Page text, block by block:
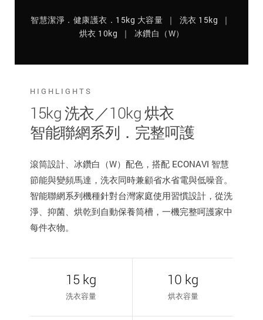
智慧潔淨．健康護衣．15kg 大容量 ｜ 洗衣 15kg ｜
烘衣 10kg ｜ 冰鑽白（W）
HIGHLIGHTS
15kg 洗衣／10kg 烘衣
智能聯網系列．完整呵護
滾筒設計、冰鑽白（W）配色，搭配 ECONAVI 智慧
節能與變頻馬達，洗衣同時兼顧省水省電與低噪音。
智能聯網系列機種針對台灣家庭使用習慣設計，從洗
淨、抑菌、烘乾到自動保養筒槽，一機完整呵護家中
每件衣物。
15 kg
洗衣容量
10 kg
烘衣容量